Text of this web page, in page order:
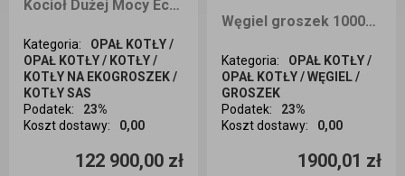
Kocioł Dużej Mocy EcoDesign ECO-PELL 300kW na węgiel kamienny
Kategoria:
OPAŁ KOTŁY /
OPAŁ KOTŁY / KOTŁY /
KOTŁY NA EKOGROSZEK /
KOTŁY SAS
Podatek:
23%
Koszt dostawy: 0,00
122 900,00 zł
Ilość sztuk
Węgiel groszek 1000kg EXTRA PREMIUM + z Kolumbii dostawa cała Polska
Kategoria:
OPAŁ KOTŁY /
OPAŁ KOTŁY / WĘGIEL /
GROSZEK
Podatek:
23%
Koszt dostawy: 0,00
1900,01 zł
Ilość sztuk